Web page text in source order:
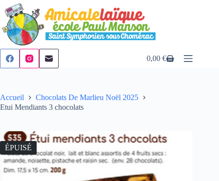
Passer
au
contenu
Panier
0,00€
Accueil
Chocolats De Marlieu Noël 2025
Etui Mendiants 3 chocolats
ÉPUISÉ